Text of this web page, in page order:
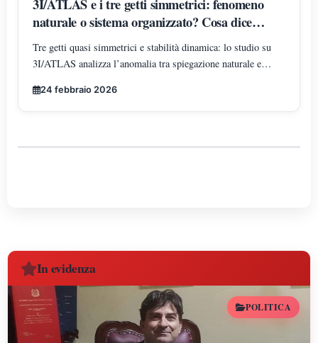
3I/ATLAS e i tre getti simmetrici: fenomeno
naturale o sistema organizzato? Cosa dice
davvero lo studio
Tre getti quasi simmetrici e stabilità dinamica: lo studio su
3I/ATLAS analizza l’anomalia tra spiegazione naturale e
24 febbraio 2026
In evidenza
POLITICA